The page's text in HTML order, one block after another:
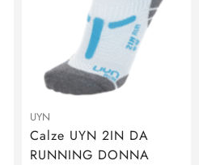
UYN
Calze UYN 2IN DA
RUNNING DONNA